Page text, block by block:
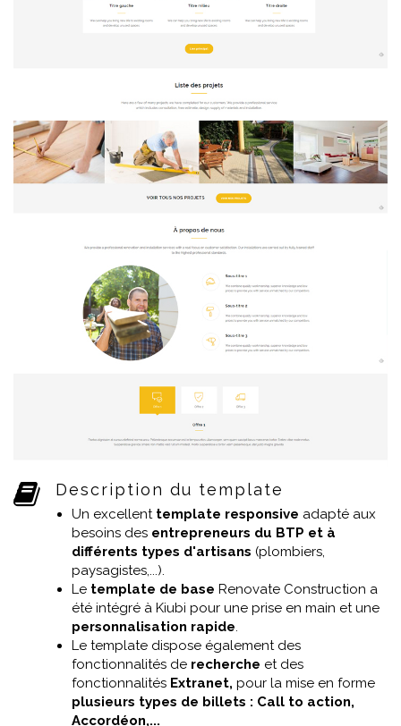
Description du template
Un excellenttemplate responsive adapté aux
besoins des entrepreneurs du BTP et à
différents types d'artisans (plombiers,
paysagistes,...).
Le template de base Renovate Construction a
été intégré à Kiubi pour une prise en main et une
personnalisation rapide.
Le template dispose également des
fonctionnalités de recherche et des
fonctionnalités Extranet, pour la mise en forme
plusieurs types de billets : Call to action,
Accordéon,...